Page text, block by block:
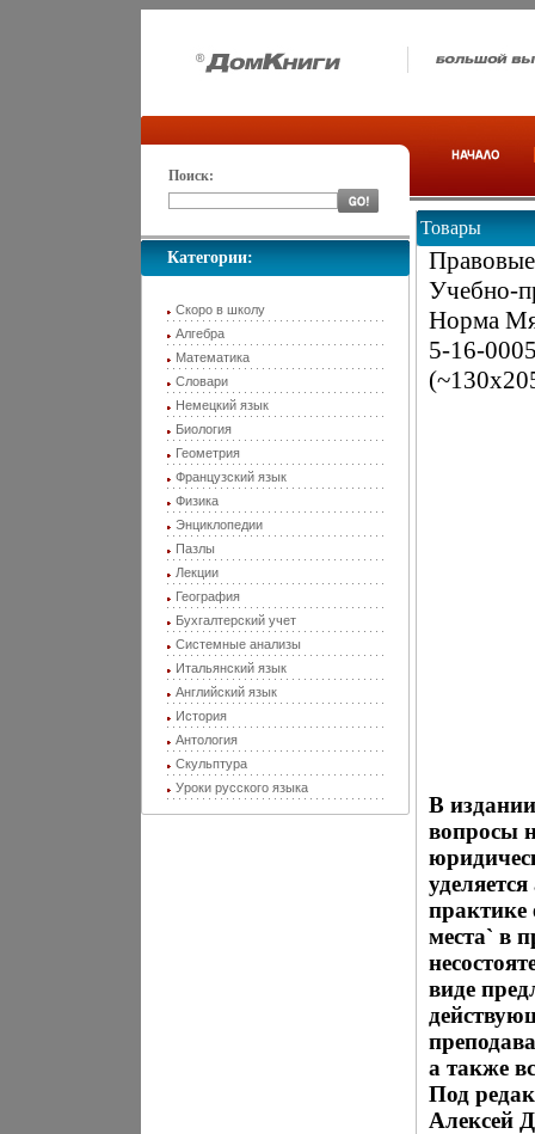
Поиск:
Категории:
Скоро в школу
Алгебра
Математика
Словари
Немецкий язык
Биология
Геометрия
Французский язык
Физика
Энциклопедии
Пазлы
Лекции
География
Бухгалтерский учет
Системные анализы
Итальянский язык
Английский язык
История
Антология
Скульптура
Уроки русского языка
Товары
Учебно-
Норма
5-16-
В
вопросы
практике
места` в
виде
а также
Под
Алексей